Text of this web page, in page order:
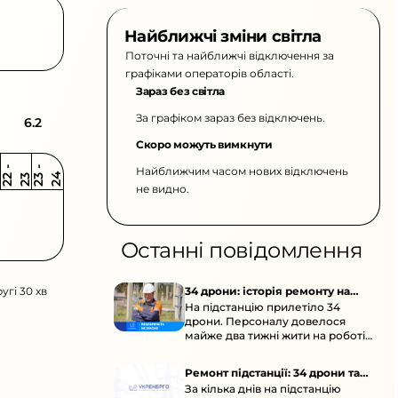
6.2
2 2
-
2 3 2 3
-
2 4
30 хв
Найближчі зміни світла
Поточні та найближчі відключення за
графіками операторів області.
Зараз без світла
За графіком зараз без відключень.
Скоро можуть вимкнути
Найближчим часом нових відключень
не видно.
Останні повідомлення
34 дрони: історія ремонту на
підстанції
На підстанцію прилетіло 34
дрони. Персоналу довелося
майже два тижні жити на роботі
Ремонт підстанції: 34 дрони та
окупація
За кілька днів на підстанцію